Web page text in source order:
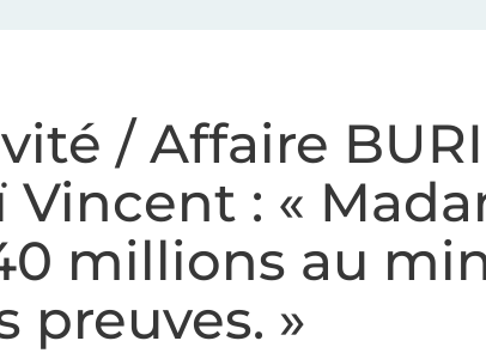
/ Affaire
Vincent : «
millions au
preuves. »